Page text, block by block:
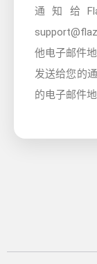
通知给
他电子邮件地
发送给您的
的电子邮件地